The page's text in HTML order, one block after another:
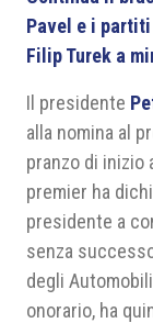
Area
Pavel e i
Filip Turek a
Il presidente
alla nomina al
pranzo di inizio
premier ha
presidente a
senza
degli
onorario, ha